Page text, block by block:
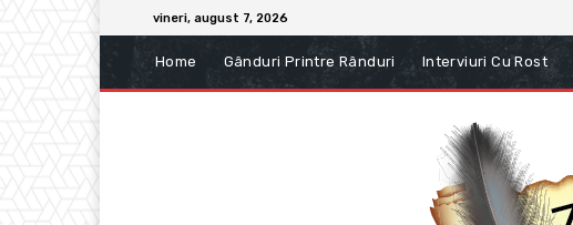
vineri, august 7, 2026
Home Gânduri Printre Rânduri Interviuri Cu Rost